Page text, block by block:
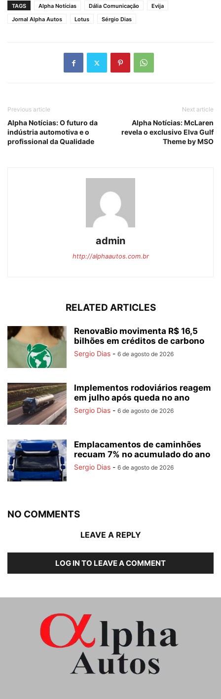
TAGS Alpha Notícias Dália Comunicação
Evija
Jornal Alpha Autos
Lotus Sérgio Dias
Previous article
Alpha Notícias: O futuro da
indústria automotiva e o
profissional da Qualidade
Next article
Alpha Notícias: McLaren
revela o exclusivo Elva Gulf
Theme by MSO
admin
http://alphaautos.com.br
RELATED ARTICLES
RenovaBio movimenta R$ 16,5
bilhões em créditos de carbono
Sergio Dias - 6 de agosto de 2026
Implementos rodoviários reagem
em julho após queda no ano
Sergio Dias - 6 de agosto de 2026
Emplacamentos de caminhões
recuam 7% no acumulado do ano
Sergio Dias - 6 de agosto de 2026
NO COMMENTS
LEAVE A REPLY
LOG IN TO LEAVE A COMMENT